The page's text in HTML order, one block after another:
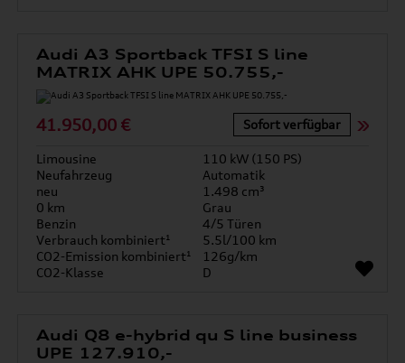
Audi A3 Sportback TFSI S line
MATRIX AHK UPE 50.755,-
41.950,00 € Sofort verfügbar
Limousine
110 kW (150 PS)
Neufahrzeug
Automatik
neu
1.498 cm³
0 km
Grau
Benzin
4/5 Türen
Verbrauch kombiniert¹
5.5l/100 km
CO2-Emission kombiniert¹
126g/km
CO2-Klasse
D
Audi Q8 e-hybrid qu S line business
UPE 127.910,-